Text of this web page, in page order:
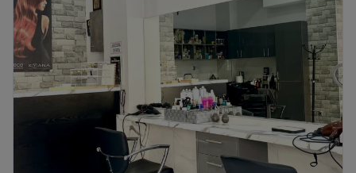
Τετάρτη
09:00–20:00
Πέμπτη
09:00–20:00
Παρασκευή
09:00
20:00
Σάββατο
08:30
17:30
Κυριακή
Κλειστό
Καλωσήλθατε στο Pod Your Beauty Spot! Με
20 χρόνια
εμπειρίας στον χώρο της ομορφιάς, δημιουργήσαμε έναν
σύγχρονο χώρο όπου η φροντίδα και το στυλ συναντούν την